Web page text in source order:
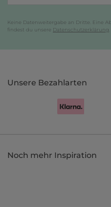
Keine Datenweitergabe an Dritte. Eine
findest du unsere Datenschutzerklärung
Unsere Bezahlarten
Noch mehr Inspiration